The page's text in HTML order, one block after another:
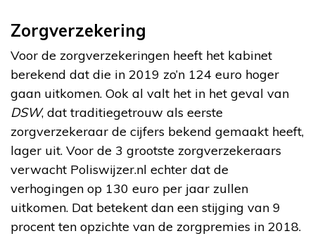
Zorgverzekering
Voor de zorgverzekeringen heeft het kabinet
berekend dat die in 2019 zo’n 124 euro hoger
gaan uitkomen. Ook al valt het in het geval van
DSW, dat traditiegetrouw als eerste
zorgverzekeraar de cijfers bekend gemaakt heeft,
lager uit. Voor de 3 grootste zorgverzekeraars
verwacht Poliswijzer.nl echter dat de
verhogingen op 130 euro per jaar zullen
uitkomen. Dat betekent dan een stijging van 9
procent ten opzichte van de zorgpremies in 2018.